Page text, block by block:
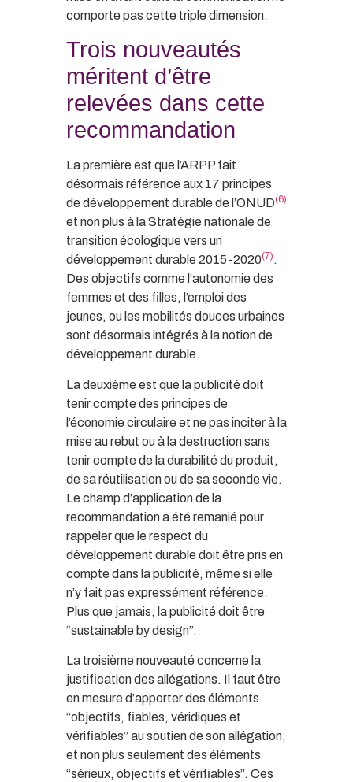
comporte pas cette triple dimension.
Trois nouveautés
méritent d’être
relevées dans cette
recommandation
La première est que l’ARPP fait
désormais référence aux 17 principes
de développement durable de l’ONUD(6)
et non plus à la Stratégie nationale de
transition écologique vers un
développement durable 2015-2020(7) .
Des objectifs comme l’autonomie des
femmes et des filles, l’emploi des
jeunes, ou les mobilités douces urbaines
sont désormais intégrés à la notion de
développement durable.
La deuxième est que la publicité doit
tenir compte des principes de
l’économie circulaire et ne pas inciter à la
mise au rebut ou à la destruction sans
tenir compte de la durabilité du produit,
de sa réutilisation ou de sa seconde vie.
Le champ d’application de la
recommandation a été remanié pour
rappeler que le respect du
développement durable doit être pris en
compte dans la publicité, même si elle
n’y fait pas expressément référence.
Plus que jamais, la publicité doit être
“sustainable by design”.
La troisième nouveauté concerne la
justification des allégations. Il faut être
en mesure d’apporter des éléments
“objectifs, fiables, véridiques et
vérifiables” au soutien de son allégation,
et non plus seulement des éléments
“sérieux, objectifs et vérifiables”. Ces